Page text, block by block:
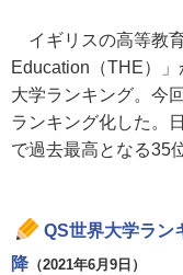
イギリスの高等教
Education（THE）
大学ランキング。今
ランキング化した。
で過去最高となる35
QS世界大学ラン
降 （2021年6月9日）